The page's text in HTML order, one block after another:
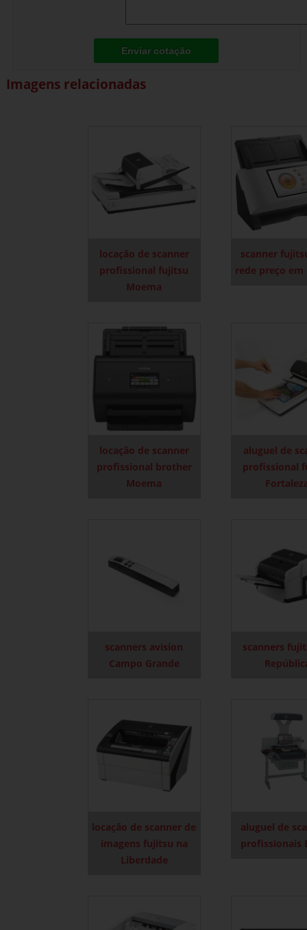
Enviar cotação
Imagens relacionadas
locação de scanner
profissional fujitsu
Moema
scanner
rede preço em
locação de scanner
profissional brother
Moema
aluguel de
profissional
scanners avision
Campo Grande
scanners
locação de scanner de
imagens fujitsu na
Liberdade
aluguel de
profissionais